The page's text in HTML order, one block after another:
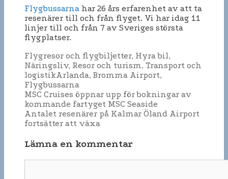
Flygbussarna har 26 års erfarenhet av att ta
resenärer till och från flyget. Vi har idag 11
linjer till och från 7 av Sveriges största
flygplatser.
Kategorier
Flygresor och flygbiljetter, Hyra bil,
Näringsliv, Resor och turism, Transport och
logistik Etiketter
Arlanda, Bromma Airport,
Flygbussarna
Inläggsnavigering
MSC Cruises öppnar upp för bokningar av
kommande fartyget MSC Seaside
Antalet resenärer på Kalmar Öland Airport
fortsätter att växa
Lämna en kommentar